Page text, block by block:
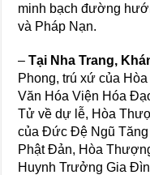
minh bạch đường
và Pháp Nạn.
–Tại Nha Trang,
Phong, trú xứ của
Văn Hóa Viện Hóa
Tử về dự lễ, Hòa
của Đức Đệ Ngũ Tăng
Phật Đản, Hòa
Huynh Trưởng Gia